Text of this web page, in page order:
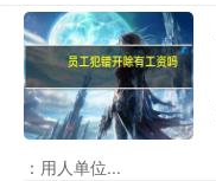
：用人单位...